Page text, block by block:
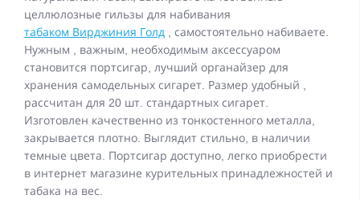
целлюлозные гильзы для набивания
табаком Вирджиния Голд , самостоятельно набиваете.
Нужным , важным, необходимым аксессуаром
становится портсигар, лучший органайзер для
хранения самодельных сигарет. Размер удобный ,
рассчитан для 20 шт. стандартных сигарет.
Изготовлен качественно из тонкостенного металла,
закрывается плотно. Выглядит стильно, в наличии
темные цвета. Портсигар доступно, легко приобрести
в интернет магазине курительных принадлежностей и
табака на вес.